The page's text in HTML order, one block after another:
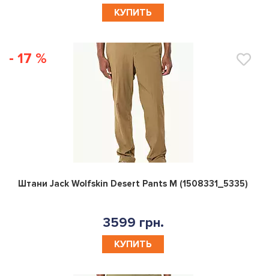
КУПИТЬ
- 17 %
0
Штани Jack Wolfskin Desert Pants M (1508331_5335)
3599 грн.
КУПИТЬ